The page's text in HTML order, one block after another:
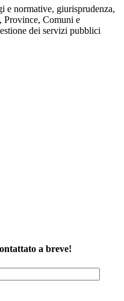
e normative, giurisprudenza,
Province, Comuni e
dei servizi pubblici
a breve!